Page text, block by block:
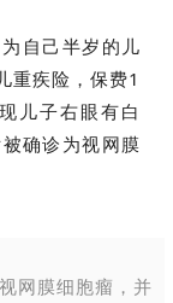
自己半岁的儿
重疾险，保费1
儿子右眼有白
确诊为视网膜
网膜细胞瘤，并